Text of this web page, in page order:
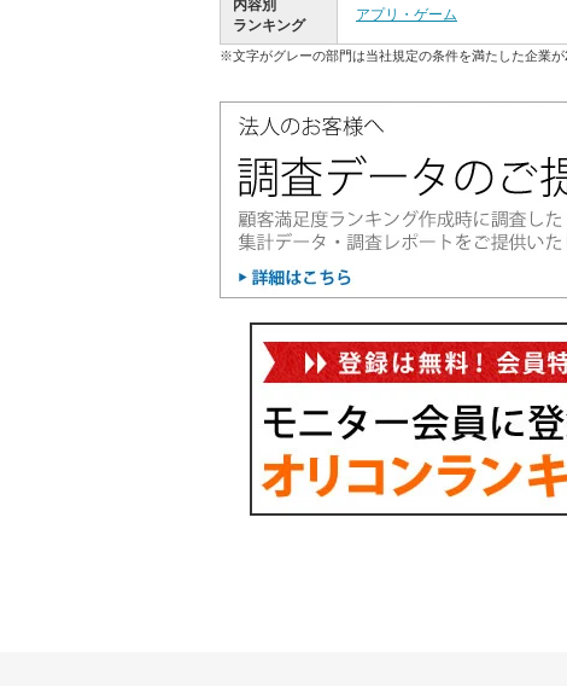
内容別
ランキング
アプリ・ゲーム
※文字がグレーの部門は当社規定の条件を満たした企業が